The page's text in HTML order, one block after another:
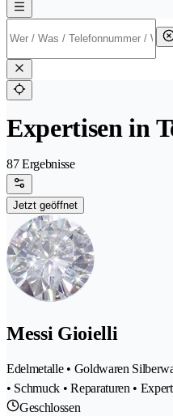
Expertisen in
87 Ergebnisse
Jetzt geöffnet
Messi Gioielli
Edelmetalle • Goldwaren
• Schmuck • Reparaturen •
Geschlossen